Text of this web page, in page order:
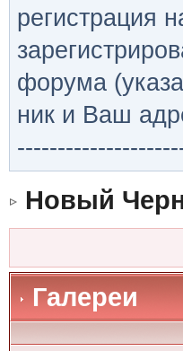
регистрация
форума
ник и Ваш
Новый
Галереи